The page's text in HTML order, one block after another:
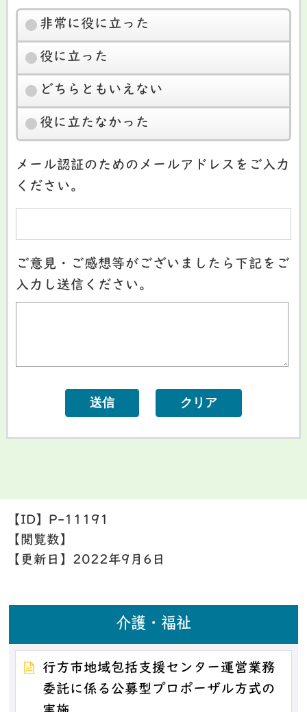
非常に役に立った
役に立った
どちらともいえない
役に立たなかった
メール認証のためのメールアドレスをご入力
ください。
ご意見・ご感想等がございましたら下記をご
入力し送信ください。
【ID】 P-11191
【閲覧数】
【更新日】 2022年9月6日
介護・福祉
行方市地域包括支援センター運営業務
委託に係る公募型プロポーザル方式の